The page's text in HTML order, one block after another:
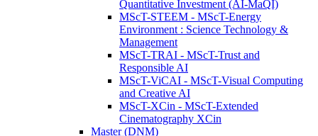
Quantitative Investment (AI-MaQI)
MScT-STEEM - MScT-Energy
Environment : Science Technology &
Management
MScT-TRAI - MScT-Trust and
Responsible AI
MScT-ViCAI - MScT-Visual Computing
and Creative AI
MScT-XCin - MScT-Extended
Cinematography XCin
Master (DNM)